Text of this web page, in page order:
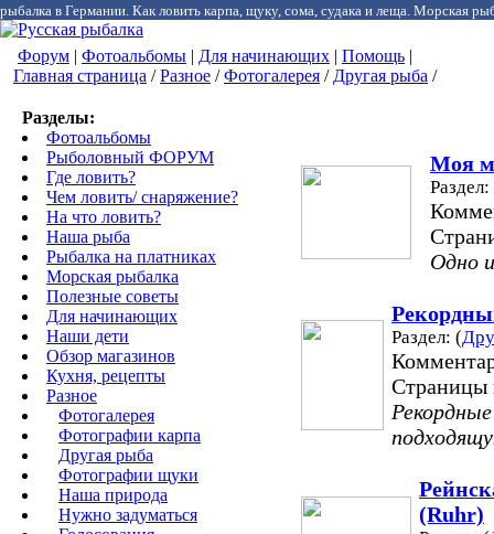
рыбалка в Германии. Как ловить карпа, щуку, сома, судака и леща. Морская
Форум | Фотоальбомы | Для начинающих | Помощь |
Главная страница /Разное /Фотогалерея / Другая рыба /
Разделы:
Фотоальбомы
Рыболовный ФОРУМ
Где ловить?
Чем ловить/ снаряжение?
На что ловить?
Наша рыба
Рыбалка на платниках
Морская рыбалка
Полезные советы
Для начинающих
Наши дети
Обзор магазинов
Кухня, рецепты
Разное
Фотогалерея
Фотографии карпа
Другая рыба
Фотографии щуки
Наша природа
Нужно задуматься
Моя
Раздел:
Одно
Раздел: (
Страницы
(Ruhr)